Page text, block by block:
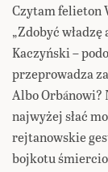
Czytam felieton
„Zdobyć władzę
Kaczyński –
przeprowadza
Albo Orbánowi?
najwyżej słać
rejtanowskie
bojkotu